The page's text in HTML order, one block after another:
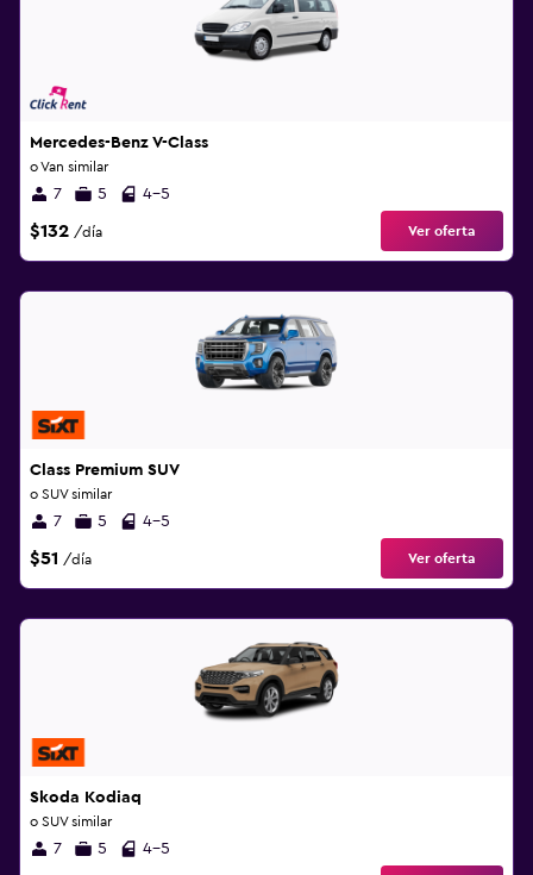
Mercedes-Benz V-Class
o Van similar
7 5 4-5
$132 /día Ver oferta
Class Premium SUV
o SUV similar
7 5 4-5
$51 /día Ver oferta
Skoda Kodiaq
o SUV similar
7 5 4-5